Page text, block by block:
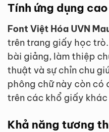
Tính ứng dụng
Font Việt Hóa UVN
trên trang giấy học
bài giảng, làm thiệp
thuật và sự chỉn chu
phông chữ này còn có
trên các khổ giấy khác
Khả năng tương